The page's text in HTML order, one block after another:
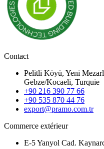
Contact
Pelitli Köyü, Yeni
Gebze/Kocaeli, Turquie
+90 216 390 77 66
+90 535 870 44 76
export@pramo.com.tr
Commerce extérieur
E-5 Yanyol Cad.